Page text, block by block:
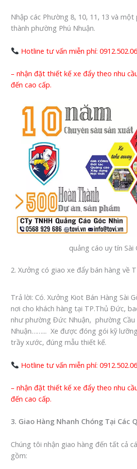
Nhập các Phường 8, 10, 11, 13 và
thànhphường Phú Nhuận.
Hotline tư vấn miễn phí:
– nhận đặt thiết kế xe đẩy theo nhu
đến cao cấp.
quảng cáo uy tín Sài
2. Xưởng có giao xe đẩy bán hàng về
Trả lời: Có.Xưởng Kiot Bán Hàng Sài
nơi cho khách hàng tại TP.Thủ Đức,
như phường Đức Nhuận, phường Cầu
Nhuận……... Xe được đóng gói kỹ
trầy xước, đúng mẫu thiết kế.
Hotline tư vấn miễn phí:
– nhận đặt thiết kế xe đẩy theo nhu
đến cao cấp.
3. Giao Hàng Nhanh Chóng Tại Các
Chúng tôi nhận giao hàng đến tất cả
gồm: